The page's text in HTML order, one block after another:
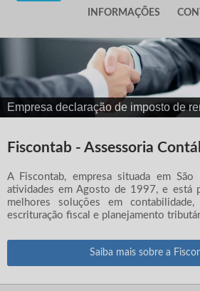
INFORMAÇÕES
Empresa declaração de imposto de
Fiscontab - Assessoria
A Fiscontab, empresa situada em São
atividades em Agosto de 1997, e está
melhores soluções em contabilidade,
escrituração fiscal e planejamento
Saiba mais sobre a